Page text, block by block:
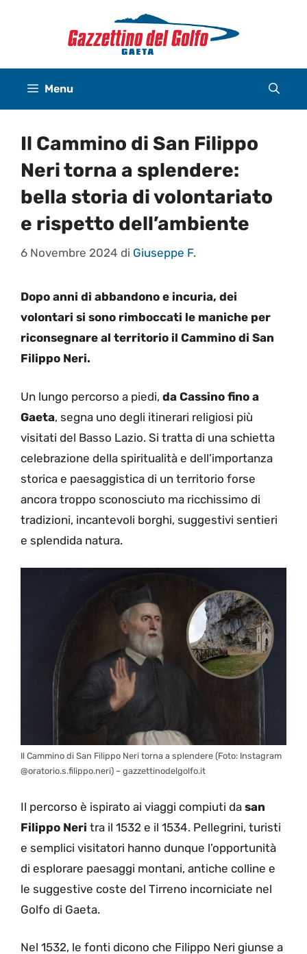
Menu
Il Cammino di San Filippo
Neri torna a splendere:
bella storia di volontariato
e rispetto dell’ambiente
6 Novembre 2024 di Giuseppe F.
Dopo anni di abbandono e incuria, dei
volontari si sono rimboccati le maniche per
riconsegnare al territorio il Cammino di San
Filippo Neri.
Un lungo percorso a piedi, da Cassino fino a
Gaeta, segna uno degli itinerari religiosi più
visitati del Basso Lazio. Si tratta di una schietta
celebrazione della spiritualità e dell’importanza
storica e paesaggistica di un territorio forse
ancora troppo sconosciuto ma ricchissimo di
tradizioni, incantevoli borghi, suggestivi sentieri
e splendida natura.
Il Cammino di San Filippo Neri torna a splendere (Foto: Instagram
@oratorio.s.filippo.neri) – gazzettinodelgolfo.it
Il percorso è ispirato ai viaggi compiuti da san
Filippo Neri tra il 1532 e il 1534. Pellegrini, turisti
e semplici visitatori hanno dunque l’opportunità
di esplorare paesaggi montani, antiche colline e
le suggestive coste del Tirreno incorniciate nel
Golfo di Gaeta.
Nel 1532, le fonti dicono che Filippo Neri giunse a